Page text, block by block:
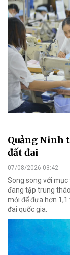
Quảng Ninh
đất đai
07/08/2026 03:42
Song song với mục
đang tập trung
mới để đưa hơn
đai quốc gia.